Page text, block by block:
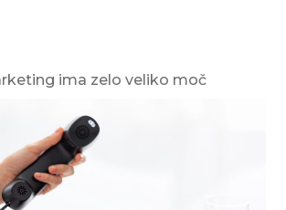
ima zelo veliko moč